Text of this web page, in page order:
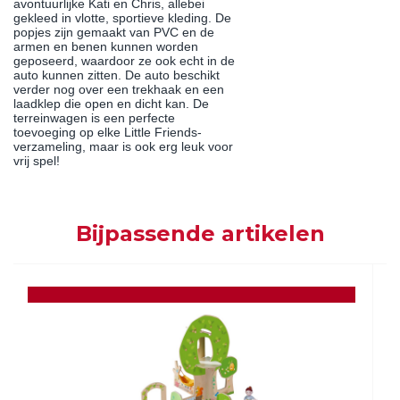
avontuurlijke Kati en Chris, allebei
gekleed in vlotte, sportieve kleding. De
popjes zijn gemaakt van PVC en de
armen en benen kunnen worden
geposeerd, waardoor ze ook echt in de
auto kunnen zitten. De auto beschikt
verder nog over een trekhaak en een
laadklep die open en dicht kan. De
terreinwagen is een perfecte
toevoeging op elke Little Friends-
verzameling, maar is ook erg leuk voor
vrij spel!
Bijpassende artikelen